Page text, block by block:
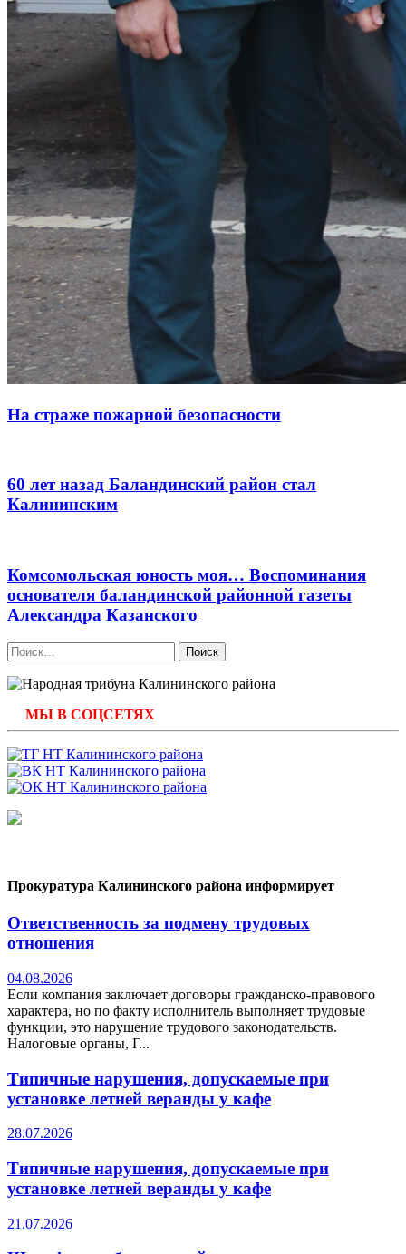
На страже пожарной безопасности
60 лет назад Баландинский район стал
Калининским
Комсомольская юность моя… Воспоминания
основателя баландинской районной газеты
Александра Казанского
Найти:
МЫ В СОЦСЕТЯХ
Прокуратура Калининского района информирует
Ответственность за подмену трудовых
отношения
04.08.2026
Если компания заключает договоры гражданско-правового
характера, но по факту исполнитель выполняет трудовые
функции, это нарушение трудового законодательств.
Налоговые органы, Г...
Типичные нарушения, допускаемые при
установке летней веранды у кафе
28.07.2026
Типичные нарушения, допускаемые при
установке летней веранды у кафе
21.07.2026